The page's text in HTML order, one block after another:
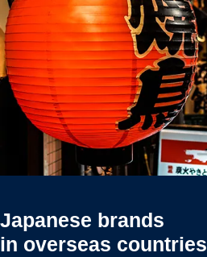
Japanese brands
in overseas countries